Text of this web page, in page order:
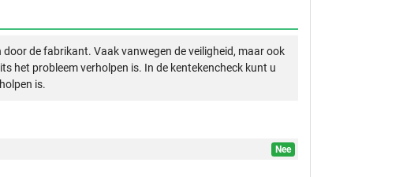
de fabrikant. Vaak vanwegen de veiligheid, maar ook
het probleem verholpen is. In de kentekencheck kunt u
is.
Nee